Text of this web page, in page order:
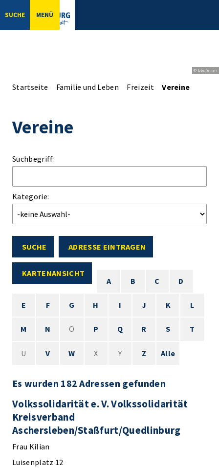
SUCHE MENÜ
© bbsferrari
Startseite Familie und Leben Freizeit Vereine
Vereine
Suchbegriff:
Kategorie:
SUCHE ADRESSE EINTRAGEN
KARTENANSICHT
A
B C D
E F G H I J K L
M N O P Q R S T
U V W X Y Z Alle
Es wurden 182 Adressen gefunden
Volkssolidarität e. V. Volkssolidarität
Kreisverband
Aschersleben/Staßfurt/Quedlinburg
Frau Kilian
Luisenplatz 12